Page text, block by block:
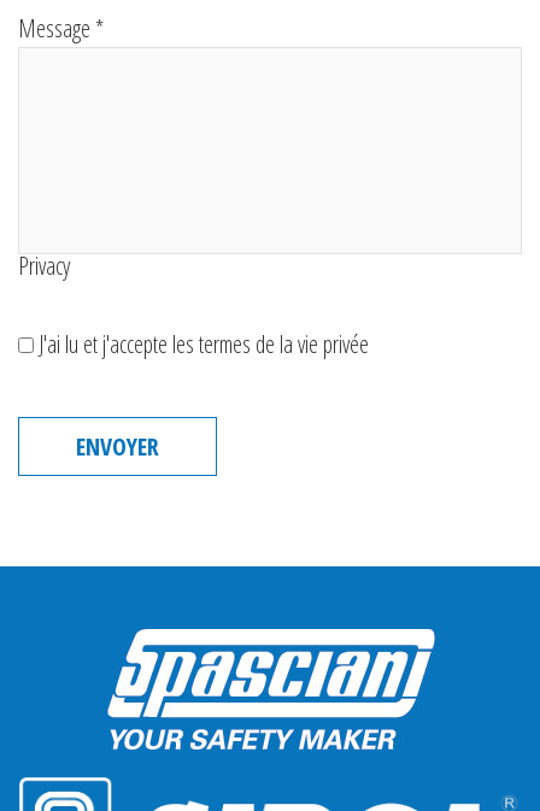
Message *
Privacy
J'ai lu et j'accepte les termes de la vie privée